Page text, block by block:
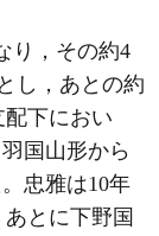
り，その約4
し，あとの約
下におい
国山形から
忠雅は10年
とに下野国